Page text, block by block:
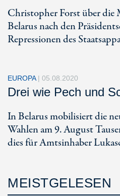
Christopher Forst über die
Belarus nach den
Repressionen des
EUROPA | 05.08.2020
Drei wie Pech und
In Belarus mobilisiert die
Wahlen am 9. August
dies für Amtsinhaber
MEISTGELESEN